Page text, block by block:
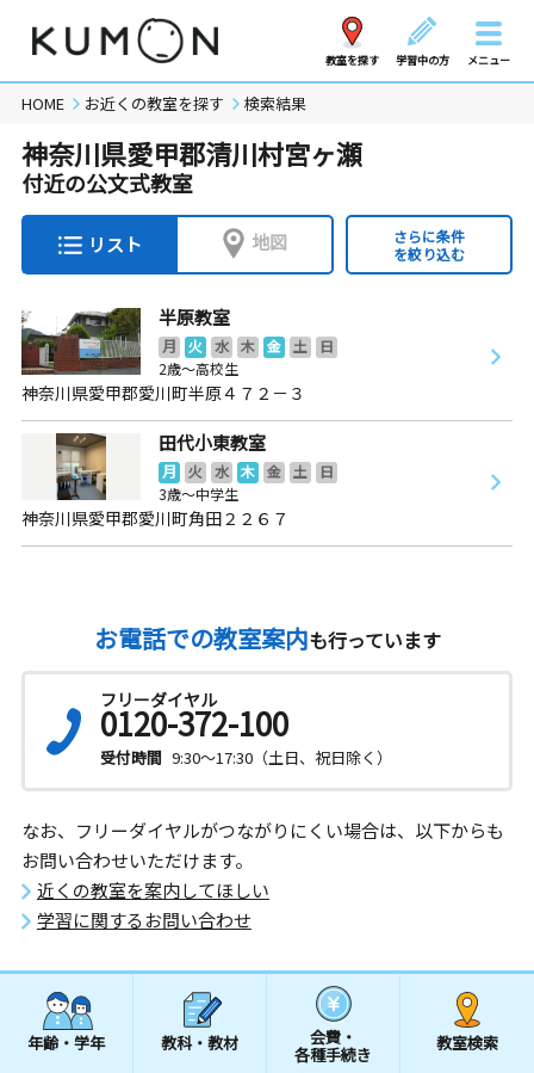
教室を探す 学習中の方 メニュー
HOME お近くの教室を探す 検索結果
神奈川県愛甲郡清川村宮ヶ瀬
付近の公文式教室
リスト 地図
さらに条件
を絞り込む
半原教室
月 火 水 木 金 土
日
2歳～高校生
神奈川県愛甲郡愛川町半原４７２－３
田代小東教室
月 火 水 木 金 土
日
3歳～中学生
神奈川県愛甲郡愛川町角田２２６７
お電話での教室案内も行っています
フリーダイヤル
0120-372-100
受付時間 9:30～17:30（土日、祝日除く）
なお、フリーダイヤルがつながりにくい場合は、以下からも
お問い合わせいただけます。
近くの教室を案内してほしい
学習に関するお問い合わせ
年齢・学年 教科・教材 会費・
各種手続き
教室検索